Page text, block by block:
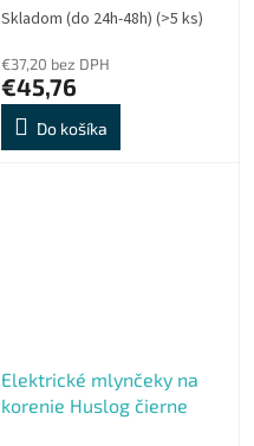
Skladom (do 24h-48h) (>5 ks)
€37,20 bez DPH
€45,76
Do košíka
Elektrické mlynčeky na
korenie Huslog čierne